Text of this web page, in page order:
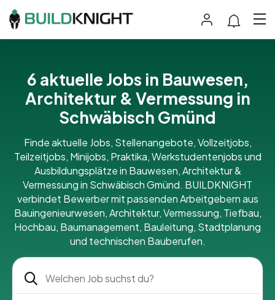
6 aktuelle Jobs in Bauwesen,
Architektur & Vermessung in
Schwäbisch Gmünd
Finde aktuelle Jobs, Stellenangebote, Vollzeitjobs,
Teilzeitjobs, Minijobs, Praktika, Werkstudentenjobs und
Ausbildungsplätze in Bauwesen, Architektur &
Vermessung in Schwäbisch Gmünd. BUILDKNIGHT
verbindet Bewerber mit passenden Arbeitgebern aus
Bauingenieurwesen, Architektur, Vermessung, Tiefbau,
Hochbau, Baumanagement, Bauleitung, Stadtplanung
und technischen Bauberufen.